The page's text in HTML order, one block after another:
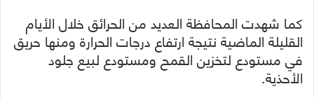
كما شهدت المحافظة العديد من الحرائق خلال الأيام
القليلة الماضية نتيجة ارتفاع درجات الحرارة ومنها حريق
في مستودع لتخزين القمح ومستودع لبيع جلود
الأحذية.